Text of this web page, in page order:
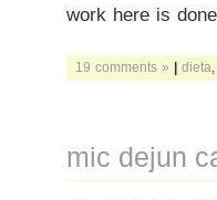
work here is
19 comments » | dieta
mic dejun